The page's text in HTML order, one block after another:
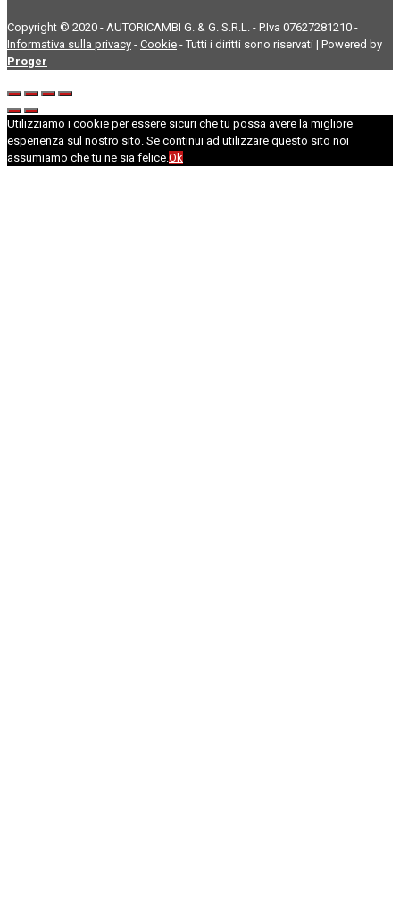
Copyright © 2020 - AUTORICAMBI G. & G. S.R.L. - P.Iva 07627281210 -
Informativa sulla privacy - Cookie - Tutti i diritti sono riservati | Powered by
Proger
Utilizziamo i cookie per essere sicuri che tu possa avere la migliore
esperienza sul nostro sito. Se continui ad utilizzare questo sito noi
assumiamo che tu ne sia felice.Ok